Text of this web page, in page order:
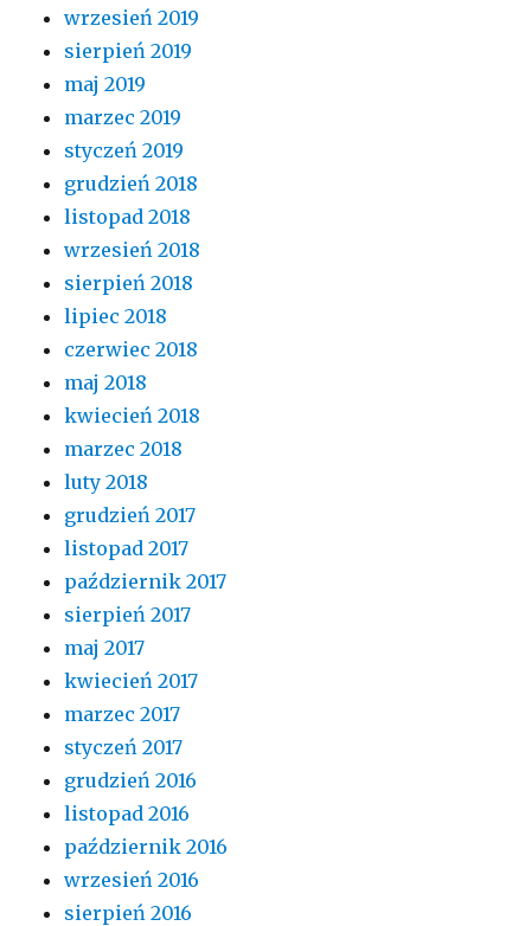
wrzesień 2019
sierpień 2019
maj 2019
marzec 2019
styczeń 2019
grudzień 2018
listopad 2018
wrzesień 2018
sierpień 2018
lipiec 2018
czerwiec 2018
maj 2018
kwiecień 2018
marzec 2018
luty 2018
grudzień 2017
listopad 2017
październik 2017
sierpień 2017
maj 2017
kwiecień 2017
marzec 2017
styczeń 2017
grudzień 2016
listopad 2016
październik 2016
wrzesień 2016
sierpień 2016